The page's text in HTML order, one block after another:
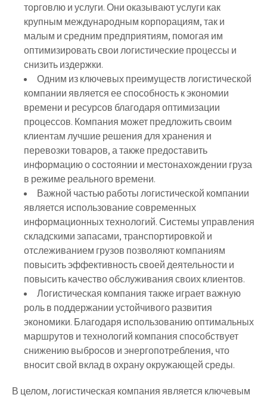
торговлю и услуги. Они оказывают услуги как
крупным международным корпорациям, так и
малым и средним предприятиям, помогая им
оптимизировать свои логистические процессы и
снизить издержки.
Одним из ключевых преимуществ логистической
компании является ее способность к экономии
времени и ресурсов благодаря оптимизации
процессов. Компания может предложить своим
клиентам лучшие решения для хранения и
перевозки товаров, а также предоставить
информацию о состоянии и местонахождении груза
в режиме реального времени.
Важной частью работы логистической компании
является использование современных
информационных технологий. Системы управления
складскими запасами, транспортировкой и
отслеживанием грузов позволяют компаниям
повысить эффективность своей деятельности и
повысить качество обслуживания своих клиентов.
Логистическая компания также играет важную
роль в поддержании устойчивого развития
экономики. Благодаря использованию оптимальных
маршрутов и технологий компания способствует
снижению выбросов и энергопотребления, что
вносит свой вклад в охрану окружающей среды.
В целом, логистическая компания является ключевым